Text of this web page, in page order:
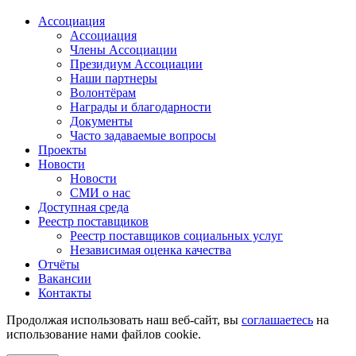
Ассоциация
Ассоциация
Члены Ассоциации
Президиум Ассоциации
Наши партнеры
Волонтёрам
Награды и благодарности
Документы
Часто задаваемые вопросы
Проекты
Новости
Новости
СМИ о нас
Доступная среда
Реестр поставщиков
Реестр поставщиков социальных услуг
Независимая оценка качества
Отчёты
Вакансии
Контакты
Продолжая использовать наш веб-сайт, вы соглашаетесь на
использование нами файлов cookie.